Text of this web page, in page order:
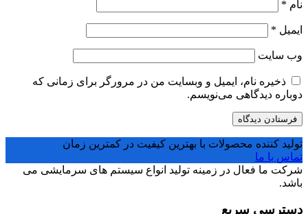
نام *
ایمیل *
وب‌ سایت
ذخیره نام، ایمیل و وبسایت من در مرورگر برای زمانی که
دوباره دیدگاهی می‌نویسم.
تولید کننده محصولات با بهترین کیفیت در کمترین زمان
تماس با ما
شرکت ما فعال در زمینه تولید انواع سیستم های سرمایشی می
باشد.
دسترسی سریع